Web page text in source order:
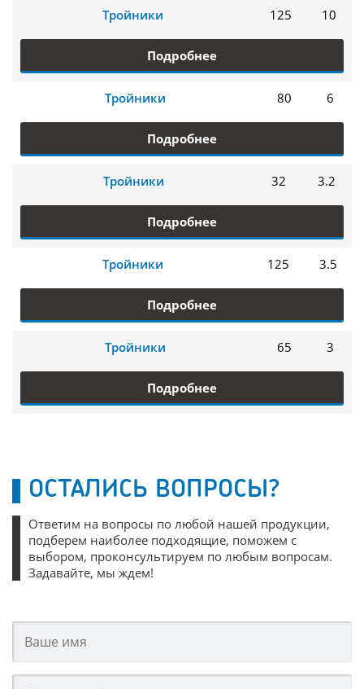
Тройники 125 10
Подробнее
Тройники 80 6
Подробнее
Тройники 32 3.2
Подробнее
Тройники 125 3.5
Подробнее
Тройники 65 3
Подробнее
ОСТАЛИСЬ ВОПРОСЫ?
Ответим на вопросы по любой нашей продукции,
подберем наиболее подходящие, поможем с
выбором, проконсультируем по любым вопросам.
Задавайте, мы ждем!